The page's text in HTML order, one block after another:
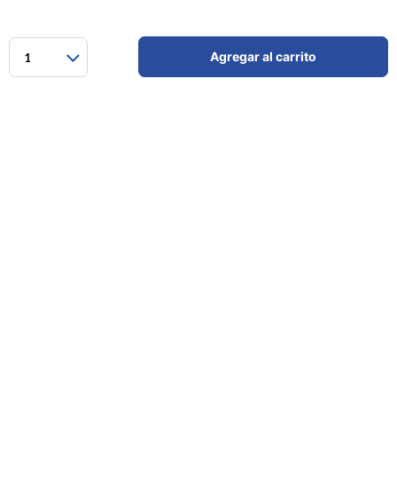
1 Agregar al carrito